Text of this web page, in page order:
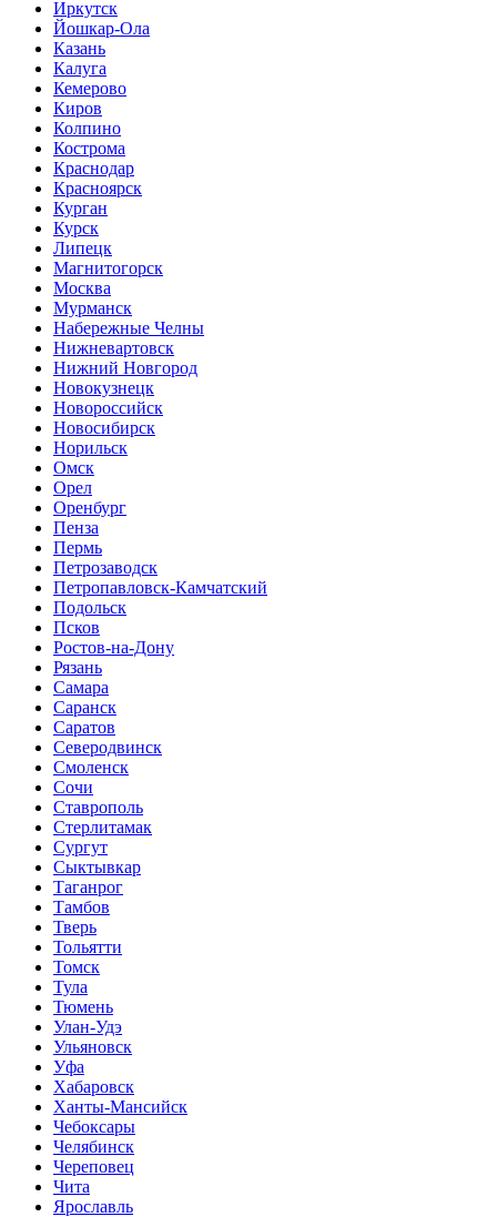
Иркутск
Йошкар-Ола
Казань
Калуга
Кемерово
Киров
Колпино
Кострома
Краснодар
Красноярск
Курган
Курск
Липецк
Магнитогорск
Москва
Мурманск
Набережные Челны
Нижневартовск
Нижний Новгород
Новокузнецк
Новороссийск
Новосибирск
Норильск
Омск
Орел
Оренбург
Пенза
Пермь
Петрозаводск
Петропавловск-Камчатский
Подольск
Псков
Ростов-на-Дону
Рязань
Самара
Саранск
Саратов
Северодвинск
Смоленск
Сочи
Ставрополь
Стерлитамак
Сургут
Сыктывкар
Таганрог
Тамбов
Тверь
Тольятти
Томск
Тула
Тюмень
Улан-Удэ
Ульяновск
Уфа
Хабаровск
Ханты-Мансийск
Чебоксары
Челябинск
Череповец
Чита
Ярославль